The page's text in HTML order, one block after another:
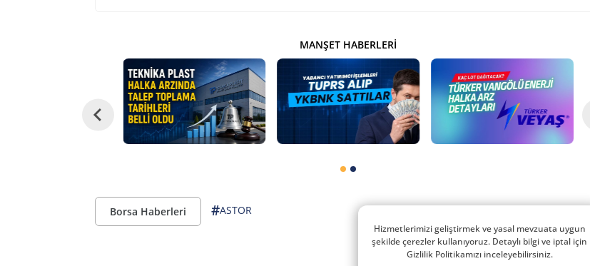
MANŞET HABERLERI
Borsa Haberleri #ASTOR
Hizmetlerimizi geliştirmek ve yasal mevzuata uygun
şekilde çerezler kullanıyoruz. Detaylı bilgi ve iptal için
Gizlilik Politikamızı inceleyebilirsiniz.